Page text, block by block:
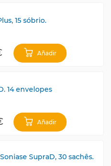
15 sóbrio.
Añadir
14 envelopes
Añadir
Soniase SupraD, 30 sachês.